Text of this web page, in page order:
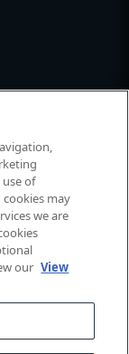
reservados.
use of
may
we are
our View